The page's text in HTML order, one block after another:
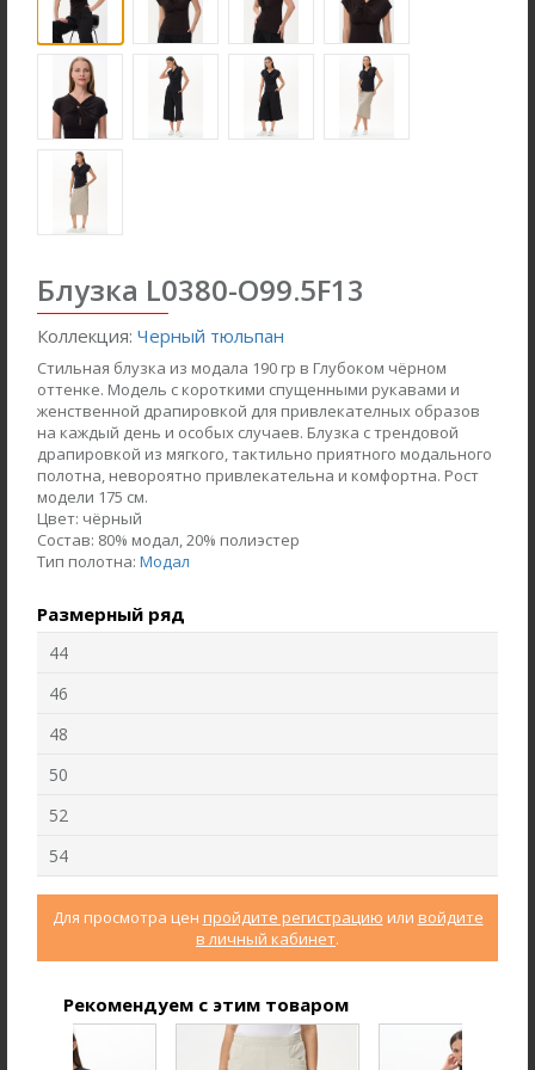
Брюки B4866-O59.6F01
Вельвет
Джемпер F2571-M59.6F01
Вязаная вискоза с начесом
new
Брюки B4710-O19.6F02
Джерси
new
Кашкорсе
new new
Блузка L0380-O99.5F13
Коллекция: Черный тюльпан
Стильная блузка из модала 190 гр в Глубоком чёрном
оттенке. Модель с короткими спущенными рукавами и
женственной драпировкой для привлекателных образов
на каждый день и особых случаев. Блузка с трендовой
драпировкой из мягкого, тактильно приятного модального
полотна, невороятно привлекательна и комфортна. Рост
модели 175 см.
Цвет: чёрный
Состав: 80% модал, 20% полиэстер
Тип полотна: Модал
Размерный ряд
44
46
48
50
52
54
Для просмотра цен пройдите регистрацию или войдите
в личный кабинет.
Рекомендуем с этим товаром